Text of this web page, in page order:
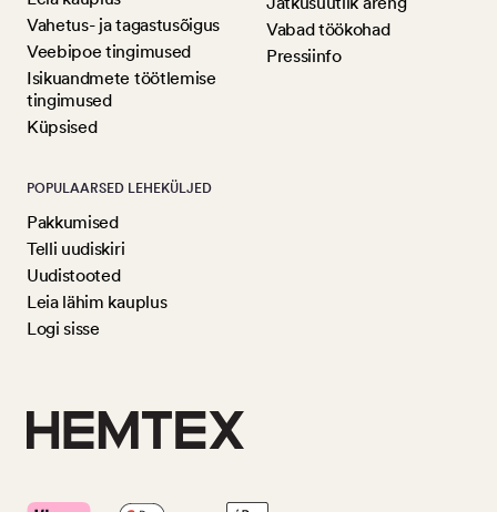
Vahetus- ja tagastusõigus
Veebipoe tingimused
Isikuandmete töötlemise
tingimused
Küpsised
Vabad töökohad
Pressiinfo
POPULAARSED LEHEKÜLJED
Pakkumised
Telli uudiskiri
Uudistooted
Leia lähim kauplus
Logi sisse